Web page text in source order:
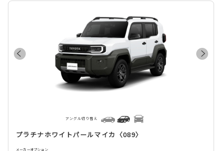
プラチナホワイトパールマイカ〈089〉
メーカーオプション
アングル切り替え